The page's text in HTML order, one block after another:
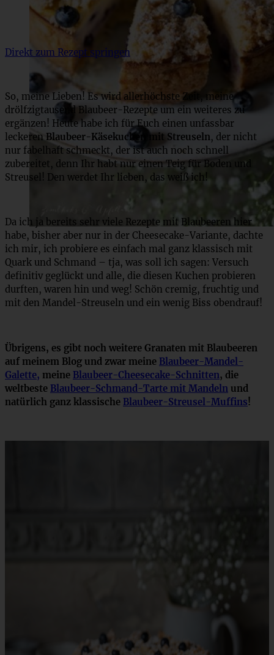
Direkt zum Rezept springen
So, meine Lieben! Es wird allerhöchste Zeit, meine
drölfzigtausend Blaubeer-Rezepte um ein weiteres zu
ergänzen! Heute habe ich für Euch einen unfassbar
leckeren Blaubeer-Käsekuchen mit Streuseln, der nicht
nur fabelhaft schmeckt, der ist auch noch schnell
zubereitet, denn Ihr habt nur einen Teig für Boden und
Streusel! Den werdet Ihr lieben, das weiß ich!
Da ich ja bereits sehr viele Rezepte mit Blaubeeren hier
habe, bisher aber nur in der Cheesecake-Variante, dachte
ich mir, ich probiere es einfach mal ganz klassisch mit
Quark und Schmand – tja, was soll ich sagen: Versuch
definitiv geglückt und alle, die diesen Kuchen probieren
durften, waren hin und weg! Schön cremig, fruchtig und
mit den Mandel-Streuseln und ein wenig Biss obendrauf!
Übrigens, es gibt noch weitere Granaten mit Blaubeeren
auf meinem Blog und zwar meine Blaubeer-Mandel-
Galette, meine Blaubeer-Cheesecake-Schnitten, die
weltbeste Blaubeer-Schmand-Tarte mit Mandeln und
natürlich ganz klassische Blaubeer-Streusel-Muffins!